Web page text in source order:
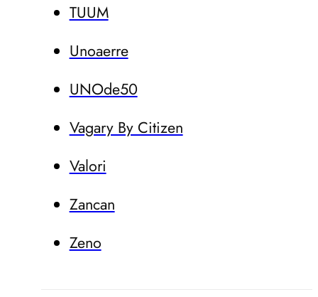
TUUM
Unoaerre
UNOde50
Vagary By Citizen
Valori
Zancan
Zeno